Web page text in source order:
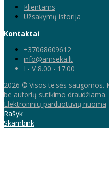
Klientams
Užsakymų istorija
Kontaktai
+37068609612
info@amseka.lt
I - V 8.00 - 17.00
2026 © Visos teisės saugomos.
be autorių sutikimo draudžiama.
Elektroninių parduotuvių nuoma
Rašyk
Skambink